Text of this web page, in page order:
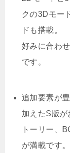
クの3Dモー
ドも搭載。
好みに合わ
です。
追加要素が
加えたS版が
トーリー、
が満載です。